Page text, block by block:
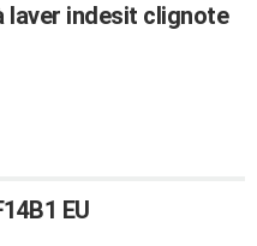
laver indesit clignote
EU